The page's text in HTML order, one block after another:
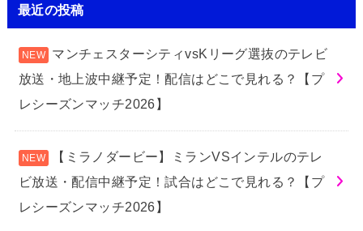
最近の投稿
マンチェスターシティvsKリーグ選抜のテレビ
放送・地上波中継予定！配信はどこで見れる？【プ
レシーズンマッチ2026】
【ミラノダービー】ミランVSインテルのテレ
ビ放送・配信中継予定！試合はどこで見れる？【プ
レシーズンマッチ2026】